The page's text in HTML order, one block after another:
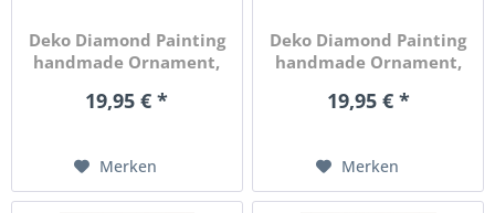
Deko Diamond Painting
handmade Ornament,
19,95 € *
Merken
Deko Diamond Painting
handmade Ornament,
19,95 € *
Merken